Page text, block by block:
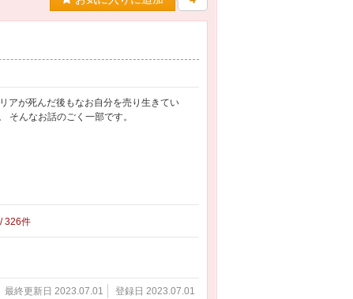
アが死んだ後もなお自分を売り生きてい
そんなお話のごく一部です。
326件
最終更新日 2023.07.01 登録日 2023.07.01